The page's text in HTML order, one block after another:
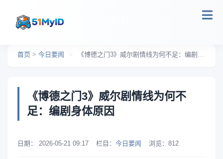
首页 > 今日要闻 > 《博德之门3》威尔剧情线为何不足：编剧身体原因
《博德之门3》威尔剧情线为何不
足：编剧身体原因
日期： 2026-05-21 09:17 栏目： 今日要闻 浏览： 812